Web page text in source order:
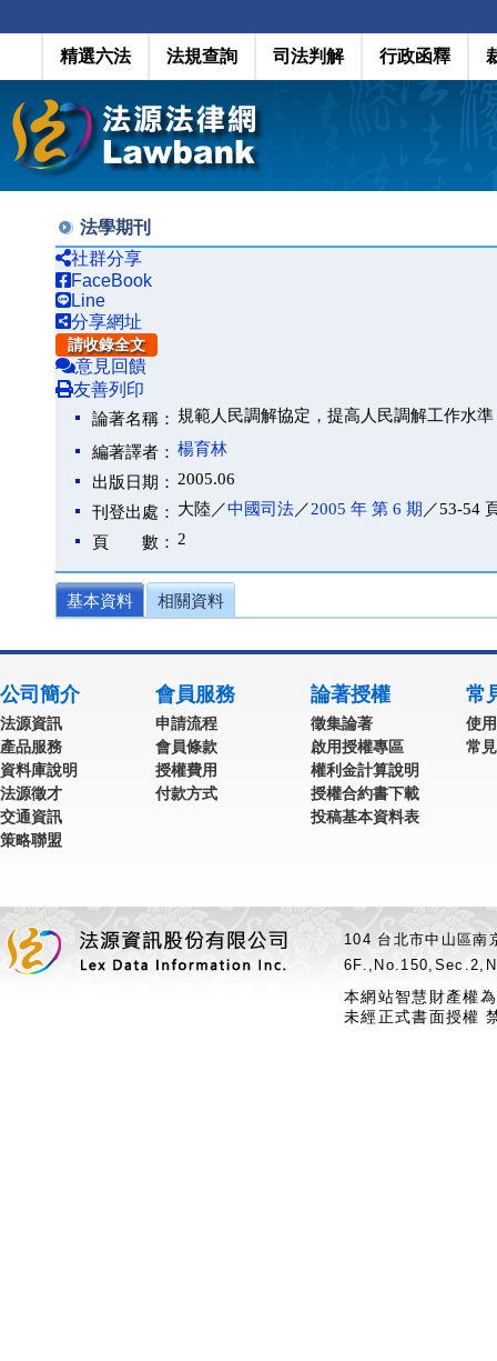
精選六法 法規查詢 司法判解 行政函釋
法學期刊
社群分享
FaceBook
Line
分享網址
請收錄全文
意見回饋
友善列印
論著名稱： 規範人民調解協定，提高人民調解工作水準
編著譯者： 楊育林
出版日期： 2005.06
刊登出處： 大陸／中國司法／2005 年 第 6 期 ／53-54
頁 數： 2
基本資料 相關資料
公司簡介
法源資訊
產品服務
資料庫說明
法源徵才
交通資訊
策略聯盟
會員服務
申請流程
會員條款
授權費用
付款方式
論著授權
徵集論著
啟用授權專區
權利金計算說明
授權合約書下載
投稿基本資料表
常
使
常
104 台北市中山區
本網站智慧財產權
未經正式書面授權